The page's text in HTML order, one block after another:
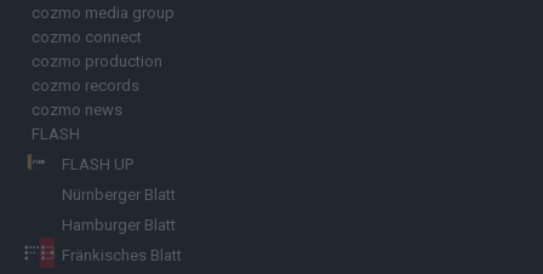
cozmo media group
cozmo connect
cozmo production
cozmo records
cozmo news
FLASH
FLASH UP
Nürnberger Blatt
Hamburger Blatt
Fränkisches Blatt